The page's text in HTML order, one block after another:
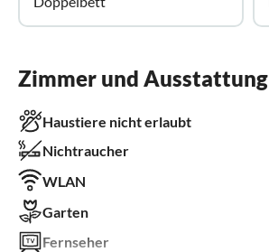
Zimmer und Ausstattung
Haustiere nicht erlaubt
Nichtraucher
WLAN
Garten
Fernseher